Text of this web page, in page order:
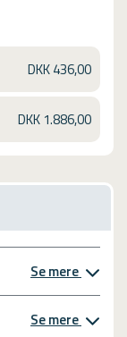
DKK 436,00
DKK 1.886,00
Se mere
Se mere